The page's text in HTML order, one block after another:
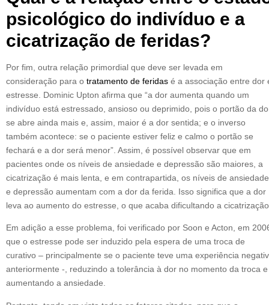
psicológico do indivíduo e a
cicatrização de feridas?
Por fim, outra relação primordial que deve ser levada em
consideração para o tratamento de feridas é a associação entre dor
estresse. Dominic Upton afirma que “a dor aumenta quando um
indivíduo está estressado, ansioso ou deprimido, pois o portão da
se abre ainda mais e, assim, maior é a dor sentida; e o inverso
também acontece: se o paciente estiver feliz e calmo o portão se
fechará e a dor será menor”. Assim, é possível observar que em
pacientes onde os níveis de ansiedade e depressão são maiores, a
cicatrização é mais lenta, e em contrapartida, os níveis de ansiedade
e depressão aumentam com a dor da ferida. Isso significa que a dor
leva ao aumento do estresse, o que acaba dificultando a
Em adição a esse problema, foi verificado por Soon e Acton, em
que o estresse pode ser induzido pela espera de uma troca de
curativo – principalmente se o paciente teve uma experiência
anteriormente -, reduzindo a tolerância à dor no momento da troca e
aumentando a ansiedade.